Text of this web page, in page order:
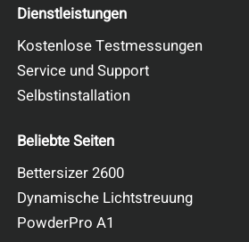
Dienstleistungen
Kostenlose Testmessungen
Service und Support
Selbstinstallation
Beliebte Seiten
Bettersizer 2600
Dynamische Lichtstreuung
PowderPro A1